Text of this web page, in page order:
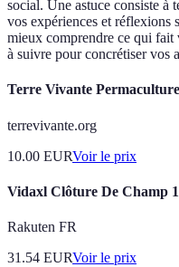
social. Une astuce consiste à
vos expériences et réflexions
mieux comprendre ce qui
à suivre pour concrétiser vos
Terre Vivante
terrevivante.org
10.00 EURVoir le prix
Vidaxl Clôture De Champ
Rakuten FR
31.54 EURVoir le prix